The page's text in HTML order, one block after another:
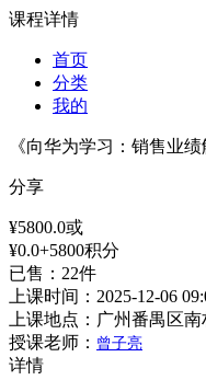
课程详情
首页
分类
我的
《向华为学习：销售业
分享
¥5800.0或
¥0.0+5800积分
已售：22件
上课时间： 2025-12-06
上课地点： 广州番禺区
授课老师： 曾子亮
详情